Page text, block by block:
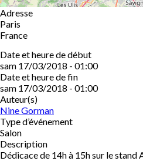
Adresse
Paris
France
Date et heure de début
sam 17/03/2018 - 01:00
Date et heure de fin
sam 17/03/2018 - 01:00
Auteur(s)
Nine Gorman
Type d’événement
Salon
Description
Dédicace de 14h à 15h sur le stand